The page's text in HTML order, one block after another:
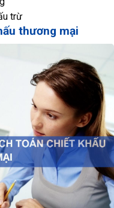
trừ
thương mại